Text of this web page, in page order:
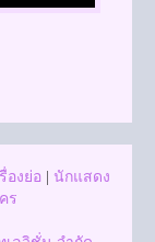
องย่อ
นักแสดง
ร